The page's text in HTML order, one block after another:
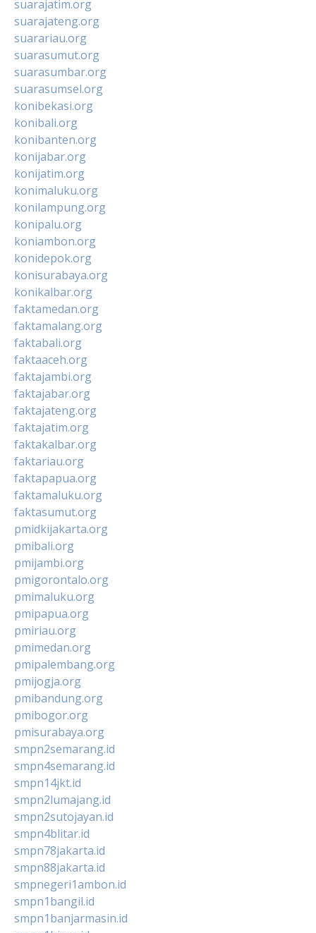
suarajatim.org
suarajateng.org
suarariau.org
suarasumut.org
suarasumbar.org
suarasumsel.org
konibekasi.org
konibali.org
konibanten.org
konijabar.org
konijatim.org
konimaluku.org
konilampung.org
konipalu.org
koniambon.org
konidepok.org
konisurabaya.org
konikalbar.org
faktamedan.org
faktamalang.org
faktabali.org
faktaaceh.org
faktajambi.org
faktajabar.org
faktajateng.org
faktajatim.org
faktakalbar.org
faktariau.org
faktapapua.org
faktamaluku.org
faktasumut.org
pmidkijakarta.org
pmibali.org
pmijambi.org
pmigorontalo.org
pmimaluku.org
pmipapua.org
pmiriau.org
pmimedan.org
pmipalembang.org
pmijogja.org
pmibandung.org
pmibogor.org
pmisurabaya.org
smpn2semarang.id
smpn4semarang.id
smpn14jkt.id
smpn2lumajang.id
smpn2sutojayan.id
smpn4blitar.id
smpn78jakarta.id
smpn88jakarta.id
smpnegeri1ambon.id
smpn1bangil.id
smpn1banjarmasin.id